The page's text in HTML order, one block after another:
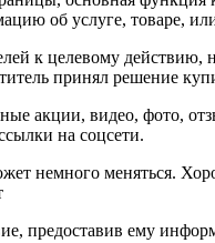
об услуге, товаре,
к целевому
принял решение
акции, видео, фото,
на соцсети.
немного меняться.
предоставив ему